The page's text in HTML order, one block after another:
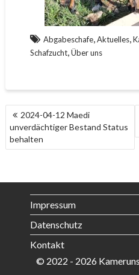
Abgabeschafe,Aktuelles,
Schafzucht,Über uns
BEITRAGS-
NAVIGATION
2024-04-12 Maedi
unverdächtiger Bestand Status
behalten
Impressum
Datenschutz
Kontakt
© 2022 - 2026